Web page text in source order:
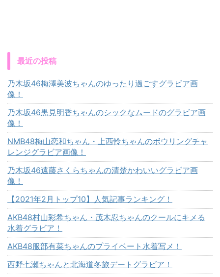
最近の投稿
乃木坂46梅澤美波ちゃんのゆったり過ごすグラビア画
像！
乃木坂46黒見明香ちゃんのシックなムードのグラビア画
像！
NMB48梅山恋和ちゃん・上西怜ちゃんのボウリングチャ
レンジグラビア画像！
乃木坂46遠藤さくらちゃんの清楚かわいいグラビア画
像！
【2021年2月トップ10】人気記事ランキング！
AKB48村山彩希ちゃん・茂木忍ちゃんのクールにキメる
水着グラビア！
AKB48服部有菜ちゃんのプライベート水着写メ！
西野七瀬ちゃんと北海道冬旅デートグラビア！